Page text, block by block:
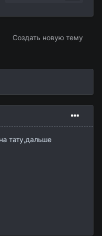
Создать новую тему
тату,дальше